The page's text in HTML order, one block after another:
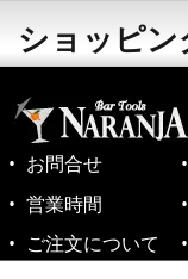
ショッピ
お問合せ
営業時間
ご注文について